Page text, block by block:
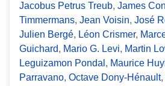
Jacobus Petrus Treub, James
Timmermans, Jean Voisin, José
Julien Bergé, Léon Crismer,
Guichard, Mario G. Levi, Martin
Leguizamon Pondal , Maurice
Parravano, Octave Dony-Hénault,